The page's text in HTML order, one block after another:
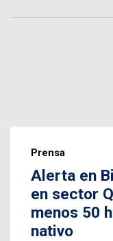
Prensa
Alerta en
en sector
menos 50
nativo